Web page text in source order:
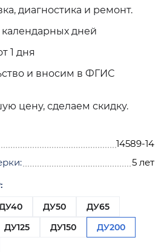
диагностика и ремонт.
дней
1 дня
и вносим в ФГИС
цену, сделаем скидку.
14589-14
5 лет
ДУ50
ДУ65
ДУ125 ДУ150
ДУ200